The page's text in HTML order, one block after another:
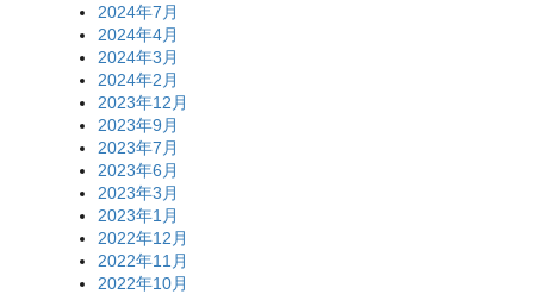
2024年7月
2024年4月
2024年3月
2024年2月
2023年12月
2023年9月
2023年7月
2023年6月
2023年3月
2023年1月
2022年12月
2022年11月
2022年10月